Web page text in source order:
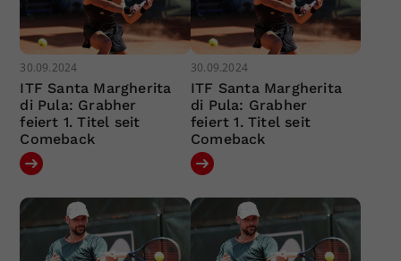
30.09.2024
ITF Santa Margherita
di Pula: Grabher
feiert 1. Titel seit
Comeback
30.09.2024
ITF Santa Margherita
di Pula: Grabher
feiert 1. Titel seit
Comeback